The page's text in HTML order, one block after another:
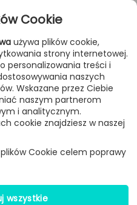
UWAGĘ PRZY
WISZĄCEJ?
Cookie
używa plików cookie,
strony internetowej.
personalizowania treści i
naszych
Wskazane przez Ciebie
naszym partnerom
i analitycznym.
cookie znajdziesz w naszej
Cookie celem poprawy
wszystkie